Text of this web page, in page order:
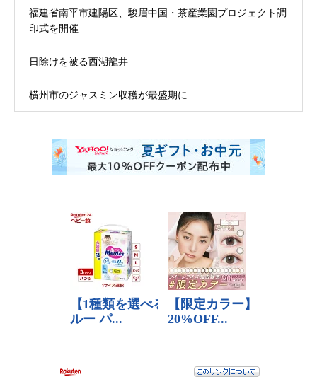
福建省南平市建陽区、駿眉中国・茶産業園プロジェクト調
印式を開催
日除けを被る西湖龍井
横州市のジャスミン収穫が最盛期に